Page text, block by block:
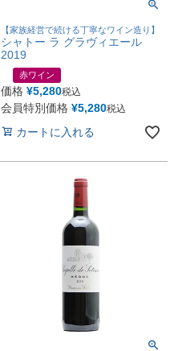
【家族経営で続ける丁寧なワイン造り】
シャトー ラ グラヴィエール
2019
赤ワイン
価格 ¥5,280税込
会員特別価格 ¥5,280税込
カートに入れる